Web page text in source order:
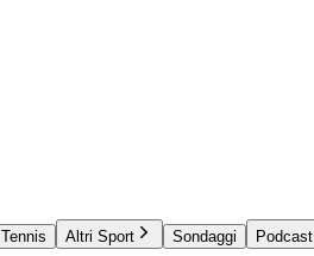
Tennis Altri Sport Sondaggi Podcast